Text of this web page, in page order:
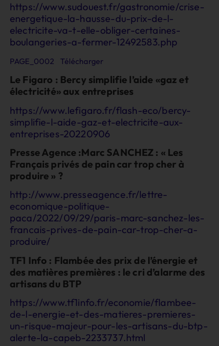
https://www.sudouest.fr/gastronomie/crise-
energetique-la-hausse-du-prix-de-l-
electricite-va-t-elle-obliger-certaines-
boulangeries-a-fermer-12492583.php
PAGE_0002 Télécharger
Le Figaro : Bercy simplifie l’aide «gaz et
électricité» aux entreprises
https://www.lefigaro.fr/flash-eco/bercy-
simplifie-l-aide-gaz-et-electricite-aux-
entreprises-20220906
Presse Agence :Marc SANCHEZ : « Les
Français privés de pain car trop cher à
produire » ?
http://www.presseagence.fr/lettre-
economique-politique-
paca/2022/09/29/paris-marc-sanchez-les-
francais-prives-de-pain-car-trop-cher-a-
produire/
TF1 Info : Flambée des prix de l’énergie et
des matières premières : le cri d’alarme des
artisans du BTP
https://www.tf1info.fr/economie/flambee-
de-l-energie-et-des-matieres-premieres-
un-risque-majeur-pour-les-artisans-du-btp-
alerte-la-capeb-2233737.html